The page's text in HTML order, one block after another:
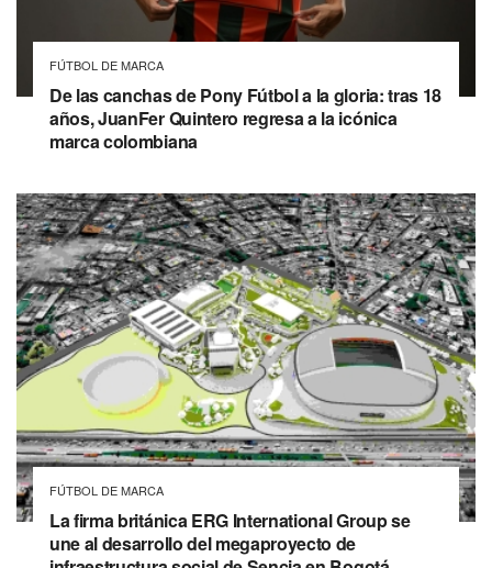
FÚTBOL DE MARCA
De las canchas de Pony Fútbol a la gloria: tras 18
años, JuanFer Quintero regresa a la icónica
marca colombiana
FÚTBOL DE MARCA
La firma británica ERG International Group se
une al desarrollo del megaproyecto de